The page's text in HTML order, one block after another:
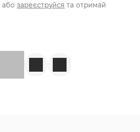
абозареєструйся та отримай